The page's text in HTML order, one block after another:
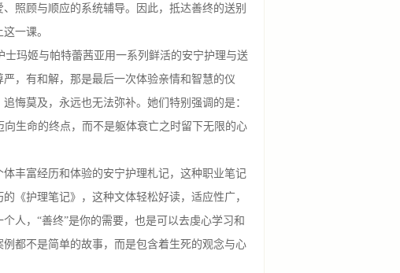
照顾与顺应的系统辅导。因此，抵达善终的送别
一课。
玛姬与帕特蕾茜亚用一系列鲜活的安宁护理与送
，有和解，那是最后一次体验亲情和智慧的仪
悔莫及，永远也无法弥补。她们特别强调的是：
生命的终点，而不是躯体衰亡之时留下无限的心
丰富经历和体验的安宁护理札记，这种职业笔记
《护理笔记》，这种文体轻松好读，适应性广，
人，“善终”是你的需要，也是可以去虔心学习和
都不是简单的故事，而是包含着生死的观念与心